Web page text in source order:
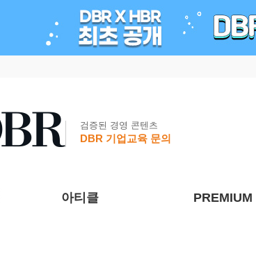
검증된 경영 콘텐츠
DBR 기업교육 문의
아티클 PREMIUM